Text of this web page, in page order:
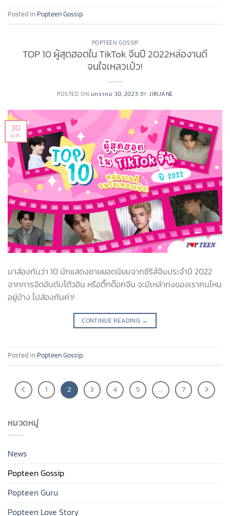
Posted in Popteen Gossip
POPTEEN GOSSIP
TOP 10 ผู้สุดฮอตใน TikTok จีนปี 2022หล่องานดี
จนใจเหลวเป๋ว!
POSTED ON มกราคม 30, 2023 BYJIINJANE
30
ม.ค.
มาส่องกันว่า 10 นักแสดงชายยอดนิยมจากซีรีส์จีนประจำปี 2022
จากการจัดอันดับโต้วอิน หรือติ๊กต๊อกจีน จะมีเหล่ากงของเราคนไหน
อยู่บ้าง ไปส่องกันค่า!
CONTINUE READING →
Posted in Popteen Gossip
1 2 3 4 5 … 7
หมวดหมู่
News
Popteen Gossip
Popteen Guru
Popteen Love Story